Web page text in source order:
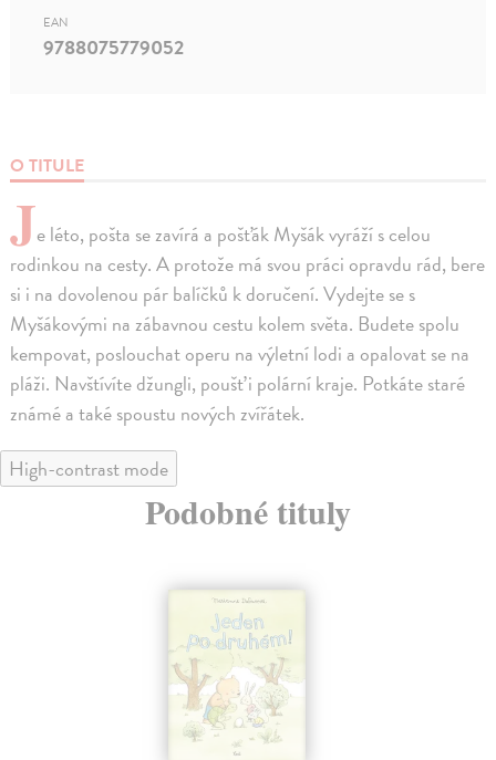
O TITULE
Je léto, pošta se zavírá a pošťák Myšák vyráží s celou
rodinkou na cesty. A protože má svou práci opravdu rád, bere
si i na dovolenou pár balíčků k doručení. Vydejte se s
Myšákovými na zábavnou cestu kolem světa. Budete spolu
kempovat, poslouchat operu na výletní lodi a opalovat se na
pláži. Navštívíte džungli, poušť i polární kraje. Potkáte staré
známé a také spoustu nových zvířátek.
EAN
9788075779052
High-contrast mode
Podobné tituly